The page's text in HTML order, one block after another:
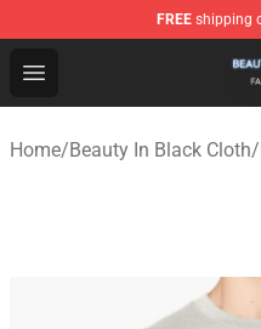
FREE shipping
Open menu
Beauty In Black Shop
Home/Beauty In Black Cloth/